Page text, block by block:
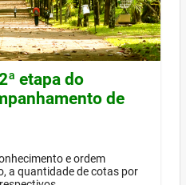
etapa do
de
e ordem
a quantidade de cotas por